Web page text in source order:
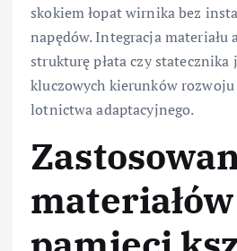
skokiem łopat wirnika bez
napędów. Integracja materiału
strukturę płata czy statecznika
kluczowych kierunków rozwoju
lotnictwa adaptacyjnego.